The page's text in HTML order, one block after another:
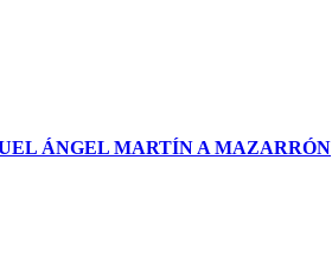
ÁNGEL MARTÍN A MAZARRÓN